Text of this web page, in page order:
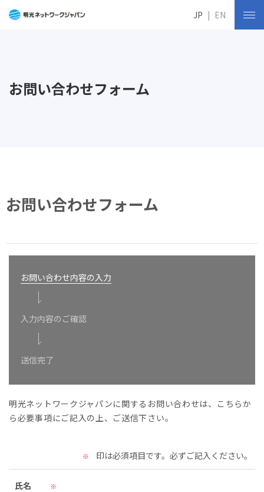
お問い合わせフォーム
お問い合わせフォーム
お問い合わせ内容の入力
入力内容のご確認
送信完了
明光ネットワークジャパンに関するお問い合わせは、こちらか
ら必要事項にご記入の上、ご送信下さい。
※ 印は必須項目です。必ずご記入ください。
氏名 ※
JP EN